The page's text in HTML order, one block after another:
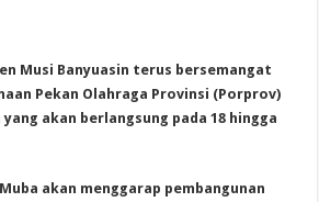
Musi Banyuasin terus bersemangat
Pekan Olahraga Provinsi (Porprov)
akan berlangsung pada 18 hingga
akan menggarap pembangunan